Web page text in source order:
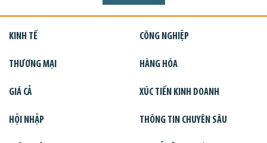
KINH TẾ CÔNG NGHIỆP
THƯƠNG MẠI HÀNG HÓA
GIÁ CẢ XÚC TIẾN KINH DOANH
HỘI NHẬP THÔNG TIN CHUYÊN SÂU